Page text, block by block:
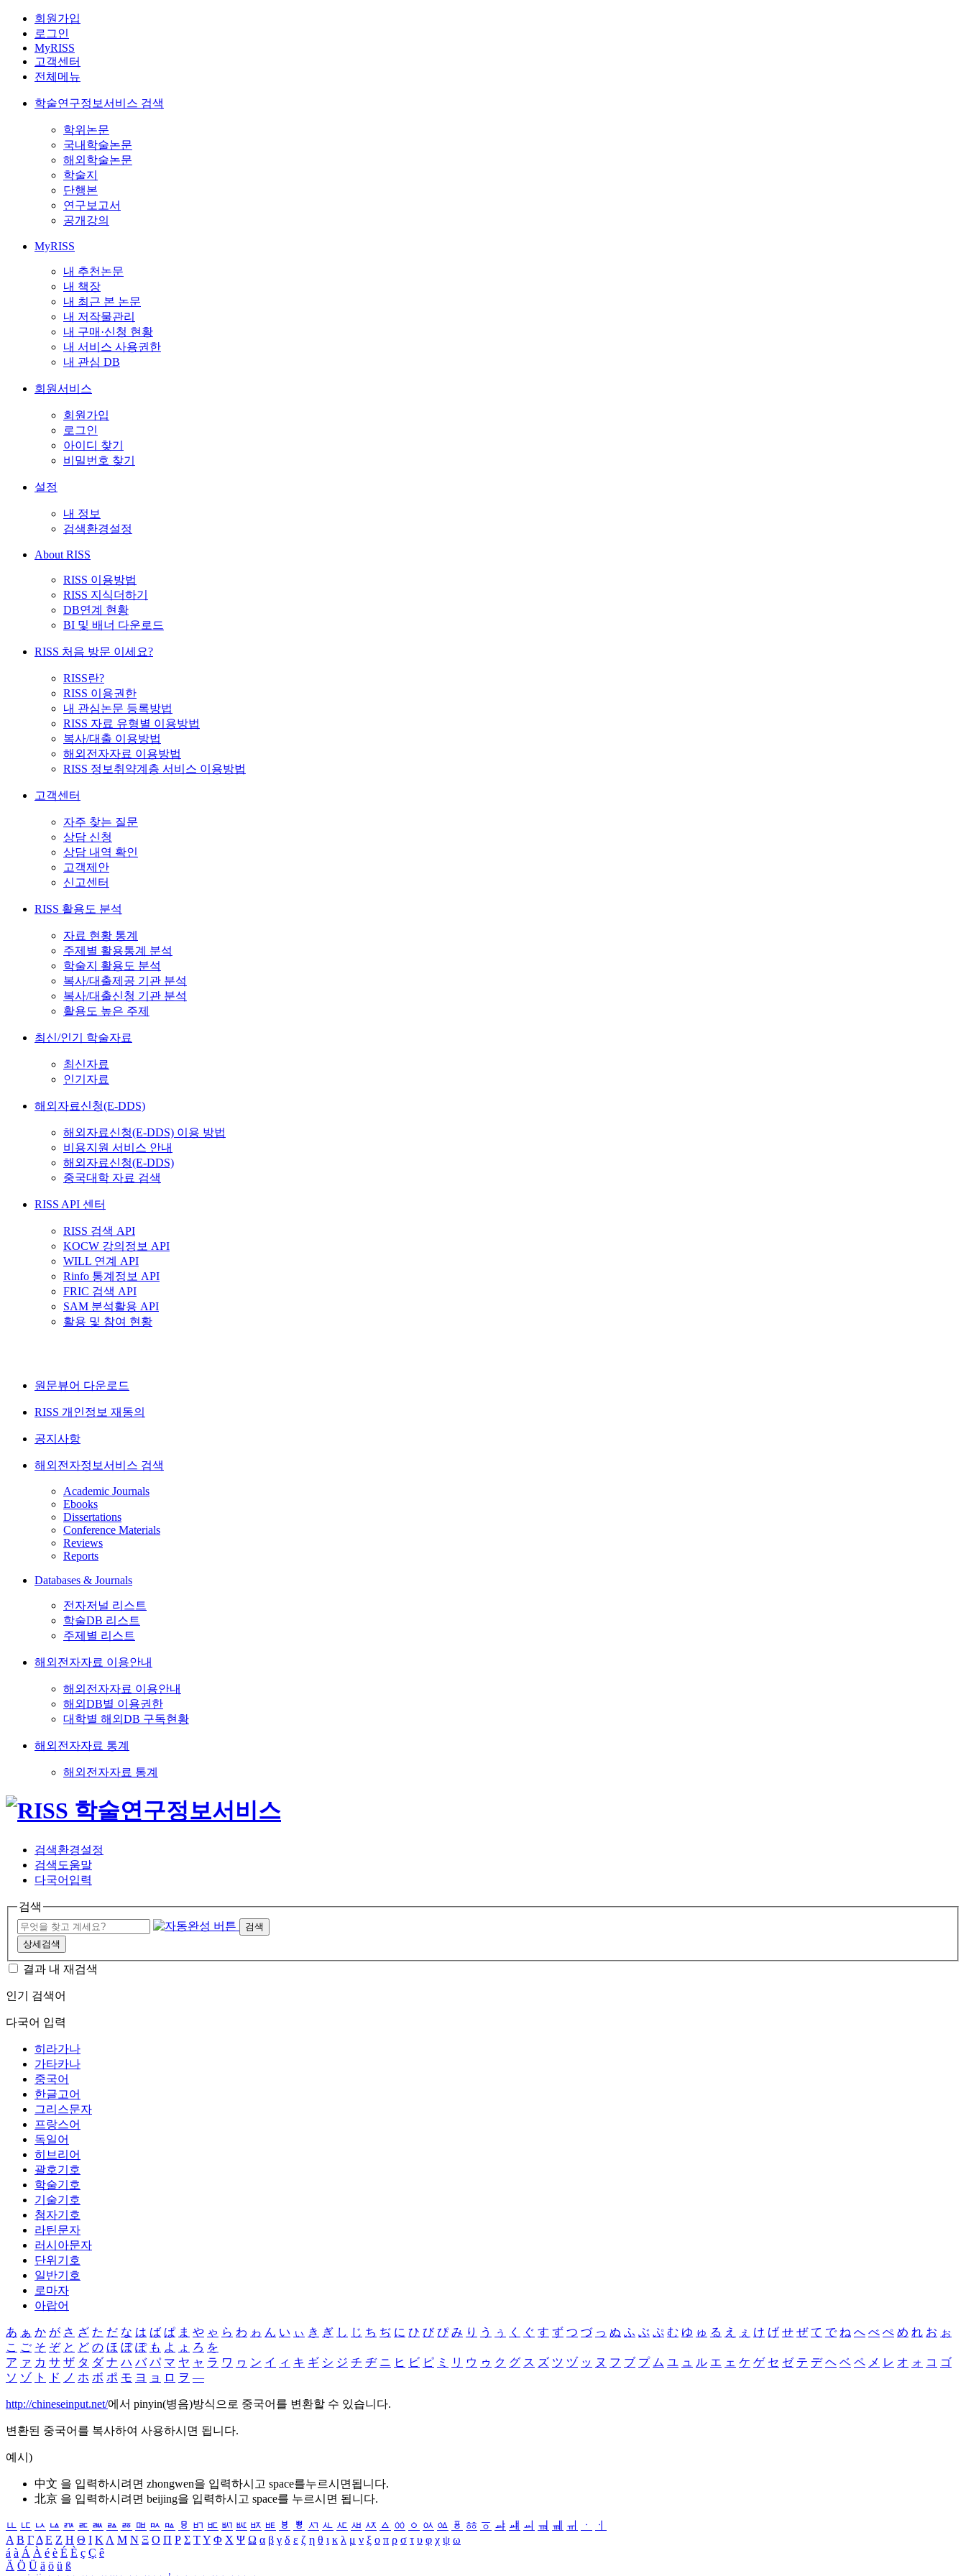
회원가입
로그인
MyRISS
고객센터
전체메뉴
학술연구정보서비스 검색
학위논문
국내학술논문
해외학술논문
학술지
단행본
연구보고서
공개강의
MyRISS
내 추천논문
내 책장
내 최근 본 논문
내 저작물관리
내 구매·신청 현황
내 서비스 사용권한
내 관심 DB
회원서비스
회원가입
로그인
아이디 찾기
비밀번호 찾기
설정
내 정보
검색환경설정
About RISS
RISS 이용방법
RISS 지식더하기
DB연계 현황
BI 및 배너 다운로드
RISS 처음 방문 이세요?
RISS란?
RISS 이용권한
내 관심논문 등록방법
RISS 자료 유형별 이용방법
복사/대출 이용방법
해외전자자료 이용방법
RISS 정보취약계층 서비스 이용방법
고객센터
자주 찾는 질문
상담 신청
상담 내역 확인
고객제안
신고센터
RISS 활용도 분석
자료 현황 통계
주제별 활용통계 분석
학술지 활용도 분석
복사/대출제공 기관 분석
복사/대출신청 기관 분석
활용도 높은 주제
최신/인기 학술자료
최신자료
인기자료
해외자료신청(E-DDS)
해외자료신청(E-DDS) 이용 방법
비용지원 서비스 안내
해외자료신청(E-DDS)
중국대학 자료 검색
RISS API 센터
RISS 검색 API
KOCW 강의정보 API
WILL 연계 API
Rinfo 통계정보 API
FRIC 검색 API
SAM 분석활용 API
활용 및 참여 현황
원문뷰어 다운로드
RISS 개인정보 재동의
공지사항
해외전자정보서비스 검색
Academic Journals
Ebooks
Dissertations
Conference Materials
Reviews
Reports
Databases & Journals
전자저널 리스트
학술DB 리스트
주제별 리스트
해외전자자료 이용안내
해외전자자료 이용안내
해외DB별 이용권한
대학별 해외DB 구독현황
해외전자자료 통계
해외전자자료 통계
검색환경설정
검색도움말
다국어입력
검색
검색
상세검색
결과 내 재검색
인기 검색어
다국어 입력
히라가나
가타카나
중국어
한글고어
그리스문자
프랑스어
독일어
히브리어
괄호기호
학술기호
기술기호
첨자기호
라틴문자
러시아문자
단위기호
일반기호
로마자
아랍어
あ ぁ か が さ ざ た だ な は ば ぱ ま や ゃ ら わ ゎ ん い ぃ き ぎ し じ ち ぢ に ひ び ぴ み り う ぅ く ぐ す ず つ づ っ ぬ ふ ぶ ぷ む ゆ ゅ る え ぇ け げ せ ぜ て で ね へ べ ぺ め れ お ぉ
こ ご そ ぞ と ど の ほ ぼ ぽ も よ ょ ろ を
ア ァ カ サ ザ タ ダ ナ ハ バ パ マ ヤ ャ ラ ワ ヮ ン イ ィ キ ギ シ ジ チ ヂ ニ ヒ ビ ピ ミ リ ウ ゥ ク グ ス ズ ツ ヅ ッ ヌ フ ブ プ ム ユ ュ ル エ ェ ケ ゲ セ ゼ テ デ ヘ ベ ペ メ レ オ ォ コ ゴ
ソ ゾ ト ド ノ ホ ボ ポ モ ヨ ョ ロ ヲ ―
http://chineseinput.net/에서 pinyin(병음)방식으로 중국어를 변환할 수 있습니다.
변환된 중국어를 복사하여 사용하시면 됩니다.
예시)
中文 을 입력하시려면 zhongwen을 입력하시고 space를누르시면됩니다.
北京 을 입력하시려면 beijing을 입력하시고 space를 누르시면 됩니다.
ㅥ ㅦ ㅧ ㅨ ㅩ ㅪ ㅫ ㅬ ㅭ ㅮ ㅯ ㅰ ㅱ ㅲ ㅳ ㅴ ㅵ ㅶ ㅷ ㅸ ㅹ ㅺ ㅻ ㅼ ㅽ ㅾ ㅿ ㆀ ㆁ ㆂ ㆃ ㆄ ㆅ ㆆ ㆇ ㆈ ㆉ ㆊ ㆋ ㆌ ㆍ
ㆎ
Α Β ΓΔ Ε Ζ Η Θ Ι ΚΛ Μ Ν Ξ Ο Π Ρ Σ ΤΥ Φ Χ Ψ Ω α β γ δ ε ζ η θ ι κ λ μ ν ξ ο π ρ σ τ υ φ χ ψ ω
á à Á À é è É È ç Ç ê
Ä Ö Ü ä ö ü ß